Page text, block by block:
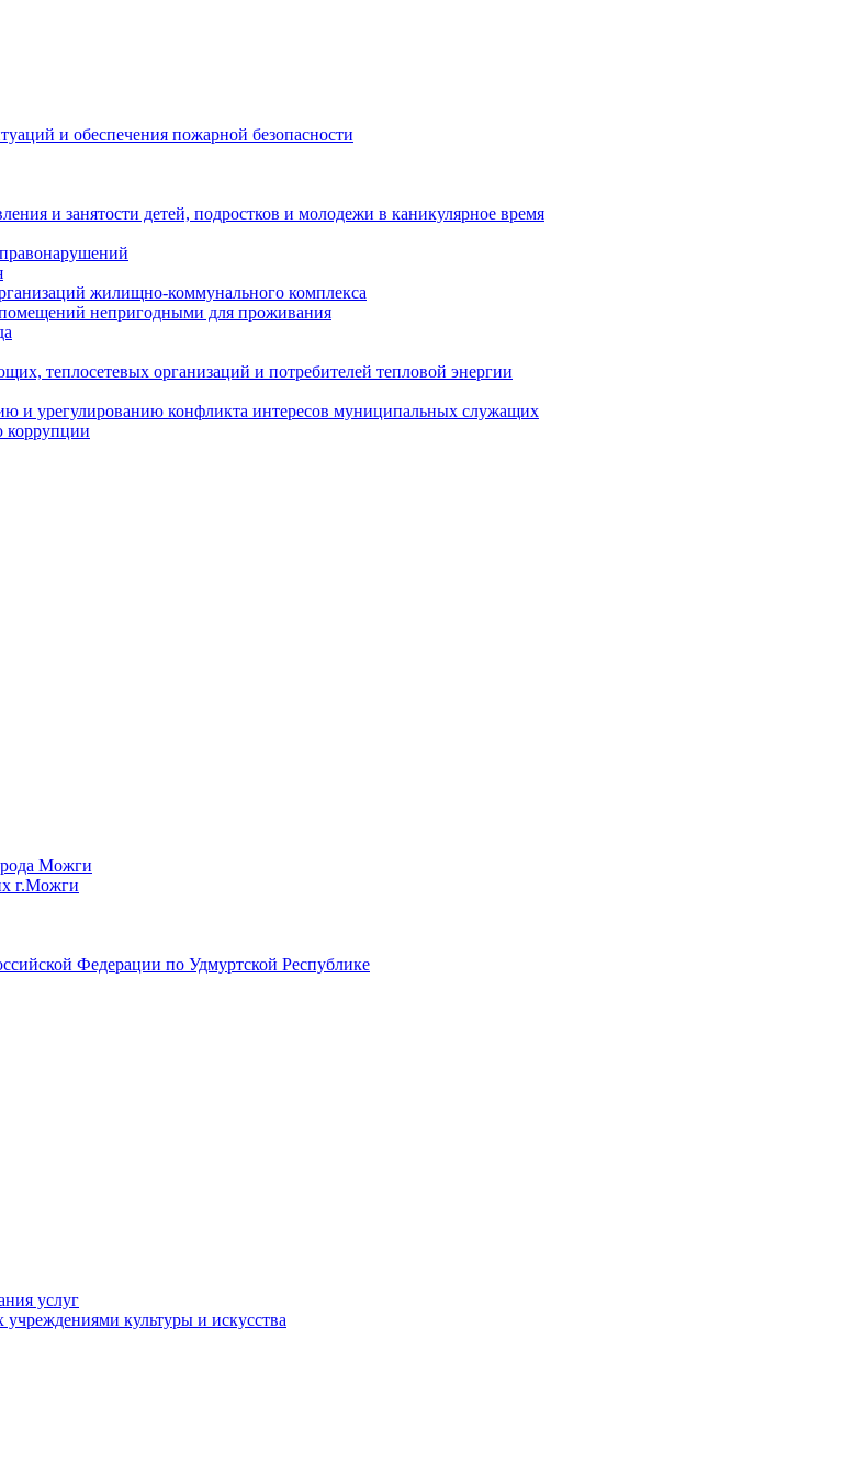
и обеспечения пожарной безопасности
и занятости детей, подростков и молодежи в каникулярное время
жилищно-коммунального комплекса
непригодными для проживания
теплосетевых организаций и потребителей тепловой энергии
и урегулированию конфликта интересов муниципальных служащих
коррупции
Можги
г.Можги
Федерации по Удмуртской Республике
услуг
учреждениями культуры и искусства